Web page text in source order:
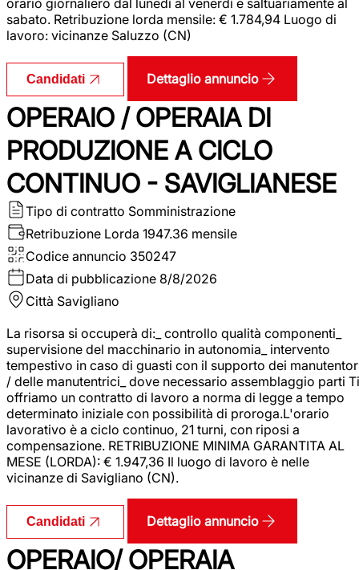
sabato. Retribuzione lorda mensile: € 1.784,94 Luogo di
lavoro: vicinanze Saluzzo (CN)
Candidati Dettaglio annuncio
OPERAIO / OPERAIA DI
PRODUZIONE A CICLO
CONTINUO - SAVIGLIANESE
Tipo di contratto Somministrazione
Retribuzione Lorda 1947.36 mensile
Codice annuncio 350247
Data di pubblicazione 8/8/2026
Città Savigliano
La risorsa si occuperà di:_ controllo qualità componenti_
supervisione del macchinario in autonomia_ intervento
tempestivo in caso di guasti con il supporto dei
/ delle manutentrici_ dove necessario assemblaggio parti Ti
offriamo un contratto di lavoro a norma di legge a tempo
determinato iniziale con possibilità di proroga.L'orario
lavorativo è a ciclo continuo, 21 turni, con riposi a
compensazione. RETRIBUZIONE MINIMA GARANTITA AL
MESE (LORDA): € 1.947,36 Il luogo di lavoro è nelle
vicinanze di Savigliano (CN).
Candidati Dettaglio annuncio
OPERAIO/ OPERAIA